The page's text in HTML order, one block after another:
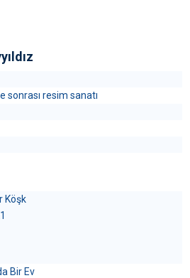
sonrası resim sanatı
Köşk
Bir Ev